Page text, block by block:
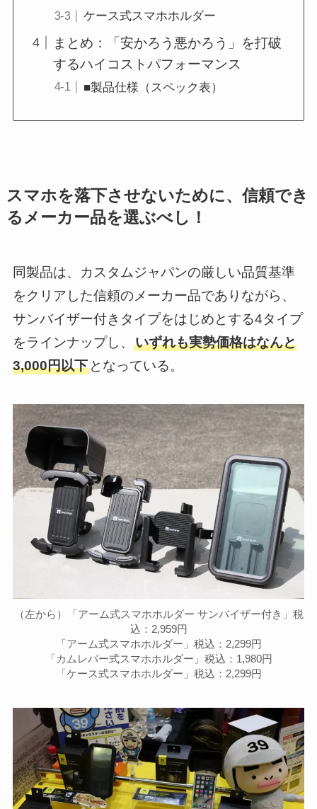
ケース式スマホホルダー
まとめ：「安かろう悪かろう」を打破
するハイコストパフォーマンス
■製品仕様（スペック表）
スマホを落下させないために、信頼でき
るメーカー品を選ぶべし！
同製品は、カスタムジャパンの厳しい品質基準
をクリアした信頼のメーカー品でありながら、
サンバイザー付きタイプをはじめとする4タイプ
をラインナップし、 いずれも実勢価格はなんと
3,000円以下となっている。
（左から）「アーム式スマホホルダー サンバイザー付き」税
込：2,959円
「アーム式スマホホルダー」税込：2,299円
「カムレバー式スマホホルダー」税込：1,980円
「ケース式スマホホルダー」税込：2,299円